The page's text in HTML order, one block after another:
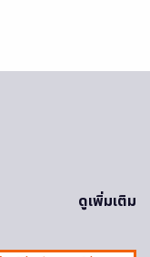
ดูเพิ่มเติม